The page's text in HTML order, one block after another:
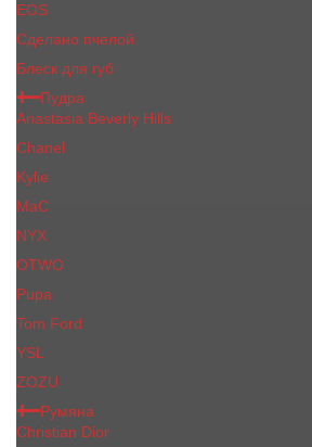
EOS
Сделано пчелой
Блеск для губ
Пудра
Anastasia Beverly Hills
Chanel
Kylie
MaC
NYX
OTWO
Pupa
Tom Ford
YSL
ZOZU
Румяна
Christian Dior